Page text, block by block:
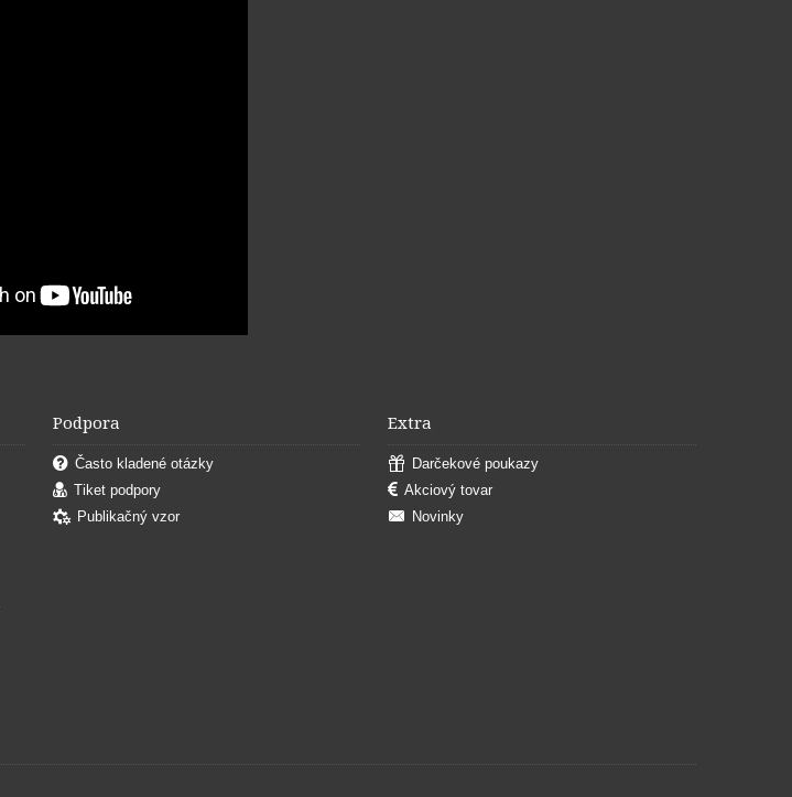
Podpora
Často kladené otázky
Tiket podpory
Publikačný vzor
Extra
Darčekové poukazy
Akciový tovar
Novinky